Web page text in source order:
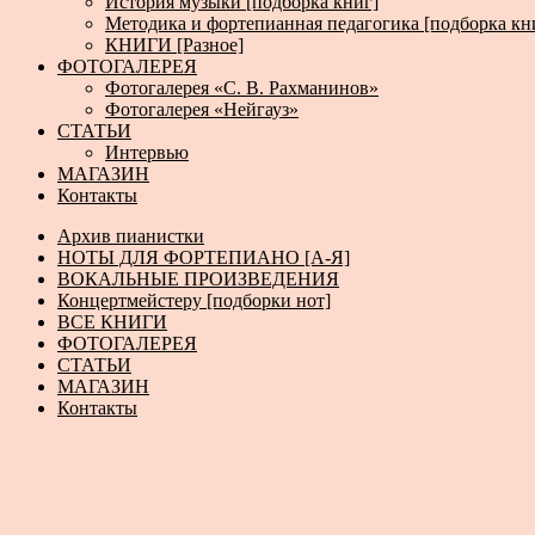
Методика и фортепианная педагогика [подборка
КНИГИ [Разное]
ФОТОГАЛЕРЕЯ
Фотогалерея «С. В. Рахманинов»
Фотогалерея «Нейгауз»
СТАТЬИ
Интервью
МАГАЗИН
Контакты
Архив пианистки
НОТЫ ДЛЯ ФОРТЕПИАНО [А-Я]
ВОКАЛЬНЫЕ ПРОИЗВЕДЕНИЯ
Концертмейстеру [подборки нот]
ВСЕ КНИГИ
ФОТОГАЛЕРЕЯ
СТАТЬИ
МАГАЗИН
Контакты